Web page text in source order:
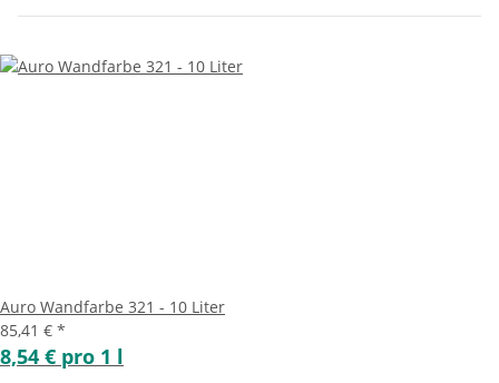
Auro Wandfarbe 321 - 10 Liter
85,41 € *
8,54 € pro 1 l